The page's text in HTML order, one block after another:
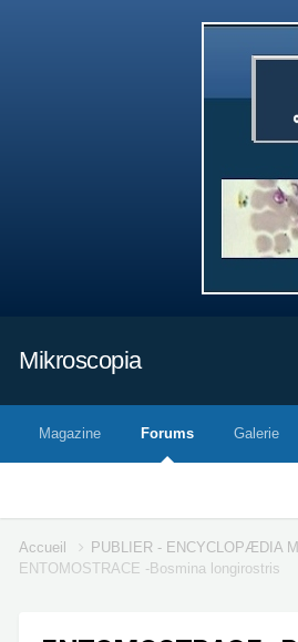
Mikroscopia
Magazine Forums Galerie
Accueil PUBLIER - ENCYCLOPÆDIA
ENTOMOSTRACE -Bosmina longirostris